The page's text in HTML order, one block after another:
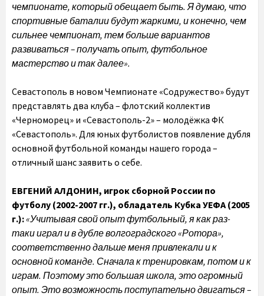
чемпионате, который обещает быть. Я думаю, что
спортивные баталии будут жаркими, и конечно, чем
сильнее чемпионат, тем больше вариантов
развиваться – получать опыт, футбольное
мастерство и так далее».
Севастополь в новом Чемпионате «Содружество» будут
представлять два клуба – флотский коллектив
«Черноморец» и «Севастополь-2» – молодёжка ФК
«Севастополь». Для юных футболистов появление дубля
основной футбольной команды нашего города –
отличный шанс заявить о себе.
ЕВГЕНИЙ АЛДОНИН, игрок сборной России по
футболу (2002-2007 гг.), обладатель Кубка УЕФА (2005
г.):«Учитывая свой опыт футбольный, я как раз-
таки играл и в дубле волгоградского «Ротора»,
соответственно дальше меня привлекали и к
основной команде. Сначала к тренировкам, потом и к
играм. Поэтому это большая школа, это огромный
опыт. Это возможность поступательно двигаться –